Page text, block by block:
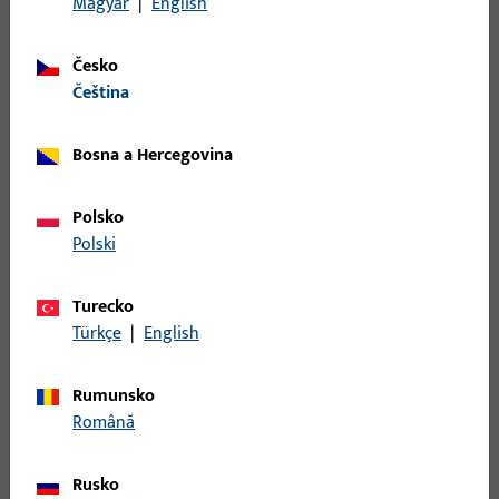
VE:EINZELVERP.
WINKELBL.16, F.SCHLOSS 0016, 20 MM LOCHL.,8 MM BL.L.,
NEUTRAL, VE:EINZELVERP.
Česko
čeština
Bosna a Hercegovina
Polsko
Polski
Turecko
Türkçe | English
Rumunsko
Română
Rusko